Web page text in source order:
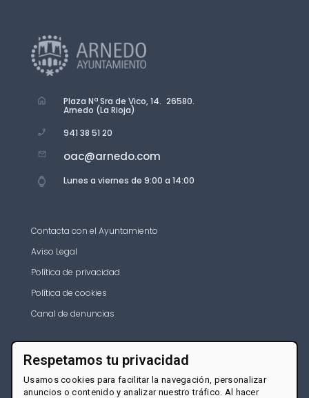
Plaza Nª Sra de Vico, 14. 26580.
Arnedo (La Rioja)
941 38 51 20
oac@arnedo.com
Lunes a viernes de 9:00 a 14:00
Contacta con el Ayuntamiento
Aviso Legal
Política de privacidad
Política de cookies
Canal de denuncias
Respetamos tu privacidad
Usamos cookies para facilitar la navegación, personalizar
anuncios o contenido y analizar nuestro tráfico. Al hacer